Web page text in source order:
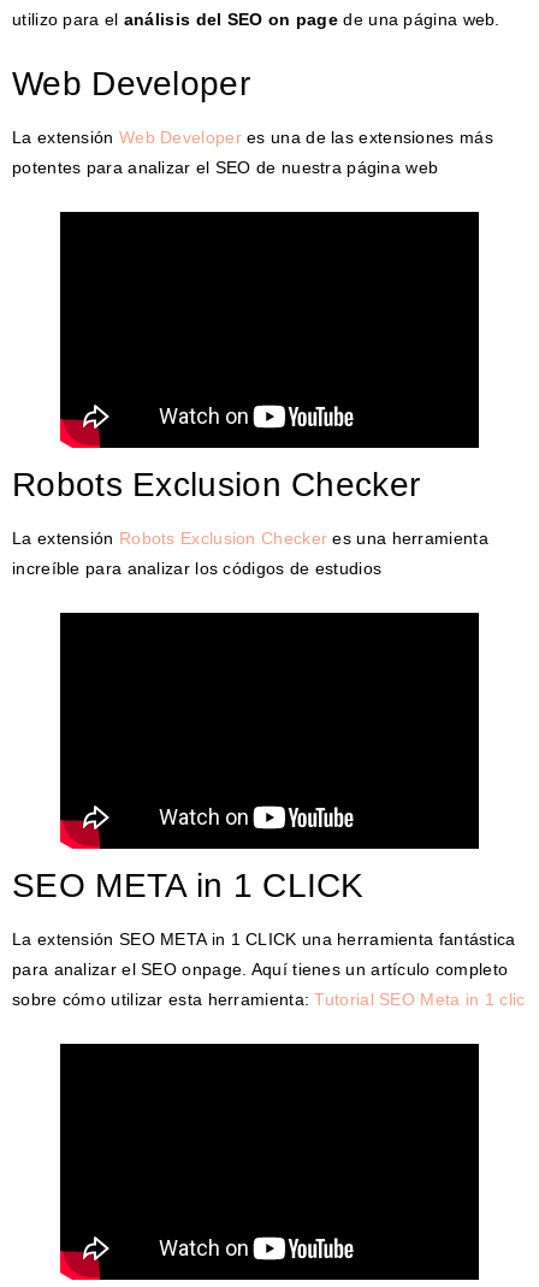
utilizo para el análisis del SEO on page de una página web.
Web Developer
La extensión Web Developeres una de las extensiones más
potentes para analizar el SEO de nuestra página web
Robots Exclusion Checker
La extensión Robots Exclusion Checker es una herramienta
increíble para analizar los códigos de estudios
SEO META in 1 CLICK
La extensión SEO META in 1 CLICK una herramienta fantástica
para analizar el SEO onpage. Aquí tienes un artículo completo
sobre cómo utilizar esta herramienta:Tutorial SEO Meta in 1 clic